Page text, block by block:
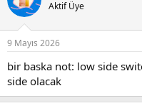
Aktif Üye
9 Mayıs 2026
bir baska not: low side
side olacak